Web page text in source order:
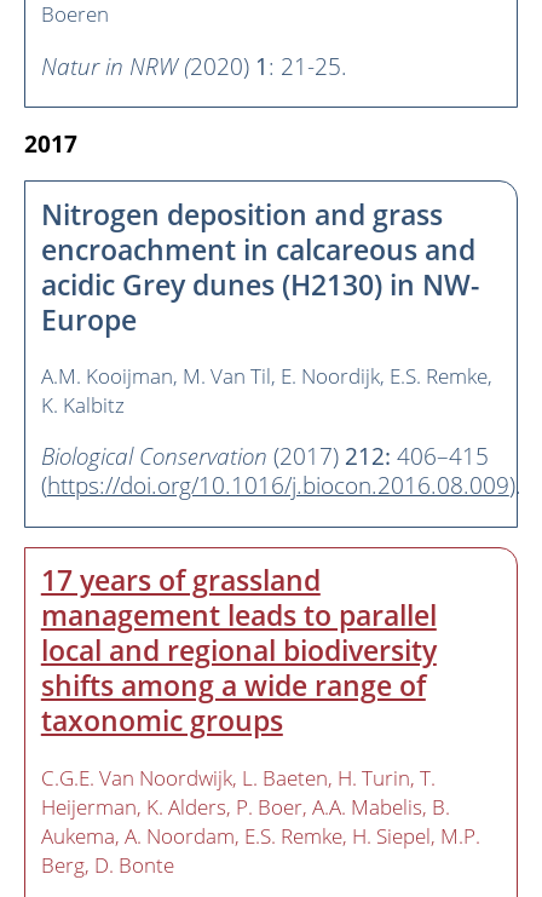
Boeren
Natur in NRW (2020) 1: 21-25.
2017
Nitrogen deposition and grass
encroachment in calcareous and
acidic Grey dunes (H2130) in NW-
Europe
A.M. Kooijman M. Van Til E. Noordijk E.S. Remke
K. Kalbitz
Biological Conservation (2017) 212: 406–415
(https://doi.org/10.1016/j.biocon.2016.08.009).
17 years of grassland
management leads to parallel
local and regional biodiversity
shifts among a wide range of
taxonomic groups
C.G.E. Van Noordwijk L. Baeten H. Turin T.
Heijerman K. Alders P. Boer A.A. Mabelis B.
Aukema A. Noordam E.S. Remke H. Siepel M.P.
Berg D. Bonte